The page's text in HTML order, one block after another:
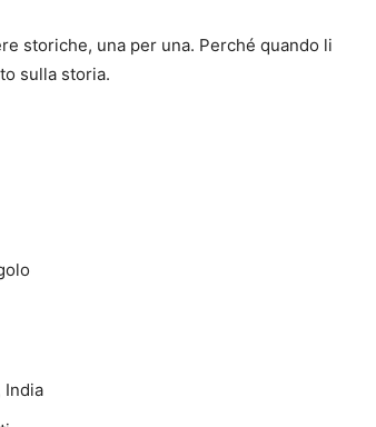
storiche, una per una. Perché quando li
sulla storia.
India